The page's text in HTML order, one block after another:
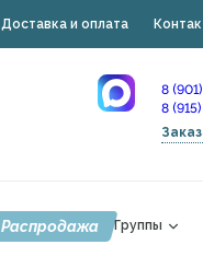
Доставка и оплата
8
8
Распродажа Группы